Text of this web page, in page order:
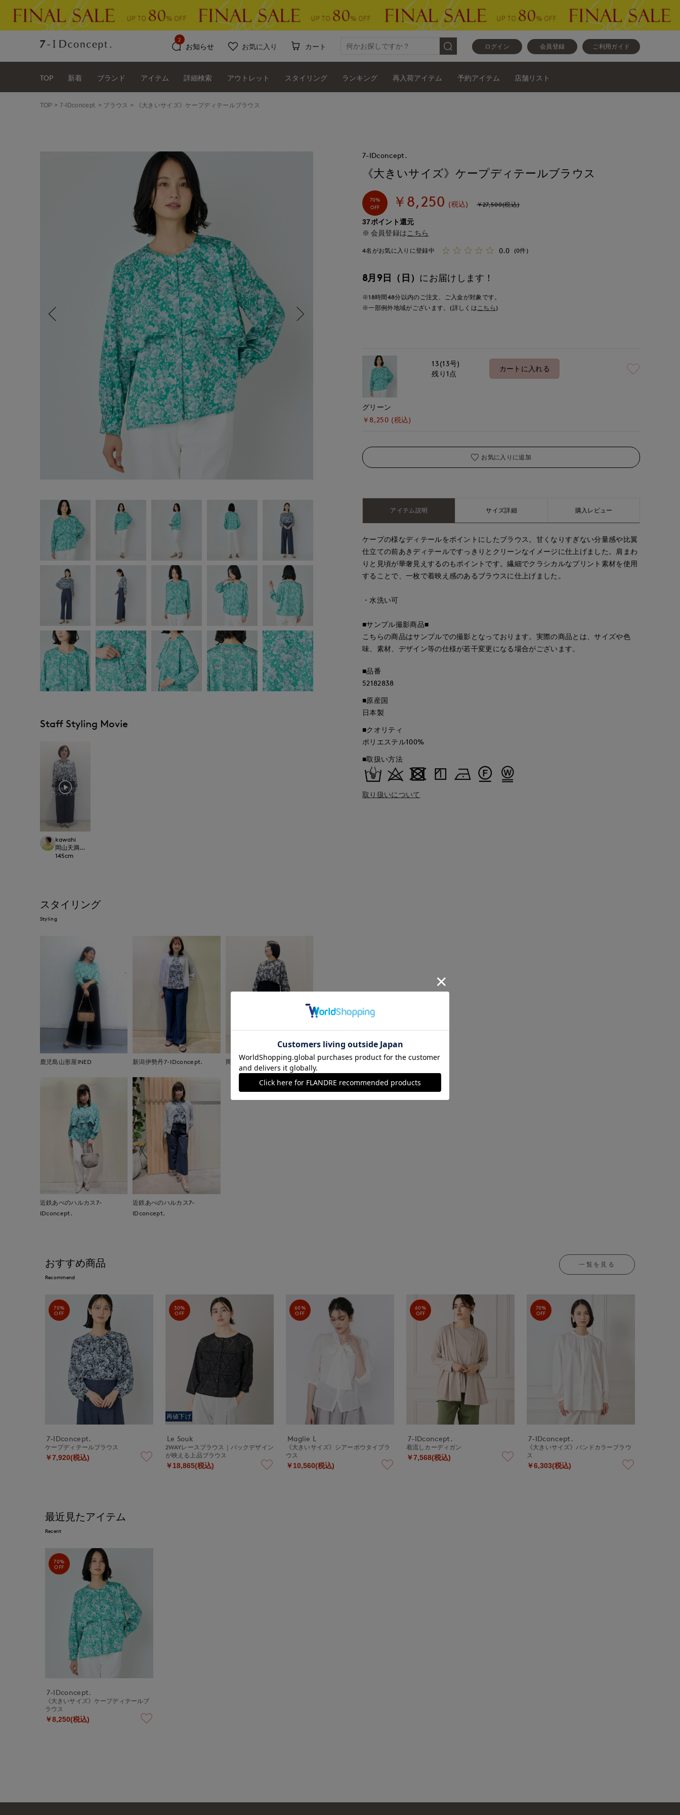
ログイン 会員登録 ご利用ガイド
お知らせ
2
お気に入り カート
TOP 新着 ブランド アイテム 詳細検索 アウトレット スタイリング ランキング 再入荷アイテム 予約アイテム 店舗リスト
TOP 7-IDconcept. ブラウス 《大きいサイズ》ケープディテールブラウス
Staff Styling Movie
kawahi
岡山天満屋7-IDconcept.
145cm
スタイリング
Styling
鹿児島山形屋INED 新潟伊勢丹7-IDconcept. 岡山天満屋7-IDconcept.
近鉄あべのハルカス7-
IDconcept.
近鉄あべのハルカス7-
IDconcept.
7-IDconcept.
《大きいサイズ》ケープディテールブラウス
70%
OFF
￥8,250 (税込) ￥27,500(税込)
37ポイント還元
会員登録は こちら
4名がお気に入りに登録中 0.0 (0件)
8月9日（日） にお届けします！
※18時間48分以内のご注文、ご入金が対象です。
※一部例外地域がございます。(詳しくはこちら )
グリーン
￥8,250 (税込)
13(13号)
残り1点
カートに入れる
お気に入りに追加
アイテム説明 サイズ詳細 購入レビュー
ケープの様なディテールをポイントにしたブラウス。甘くなりすぎない分量感や比翼
仕立ての前あきディテールですっきりとクリーンなイメージに仕上げました。肩まわ
りと見頃が華奢見えするのもポイントです。繊細でクラシカルなプリント素材を使用
することで、一枚で着映え感のあるブラウスに仕上げました。
・水洗い可
■サンプル撮影商品■
こちらの商品はサンプルでの撮影となっております。実際の商品とは、サイズや色
味、素材、デザイン等の仕様が若干変更になる場合がございます。
■品番
52182838
■原産国
日本製
■クオリティ
ポリエステル100%
■取扱い方法
取り扱いについて
おすすめ商品
Recommend
一覧を見る
70%
OFF
7-IDconcept.
ケープディテールブラウス
￥7,920(税込)
30%
OFF
再値下げ
Le Souk
2WAYレースブラウス｜バックデザイン
が映える上品ブラウス
￥18,865(税込)
60%
OFF
Maglie L
《大きいサイズ》シアーボウタイブラ
ウス
￥10,560(税込)
60%
OFF
7-IDconcept.
着流しカーディガン
￥7,568(税込)
70%
OFF
7-IDconcept.
《大きいサイズ》バンドカラーブラウ
ス
￥6,303(税込)
最近見たアイテム
Recent
70%
OFF
7-IDconcept.
《大きいサイズ》ケープディテールブ
ラウス
￥8,250(税込)